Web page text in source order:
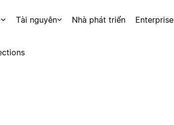
Tài nguyên Nhà phát triển Enterprise